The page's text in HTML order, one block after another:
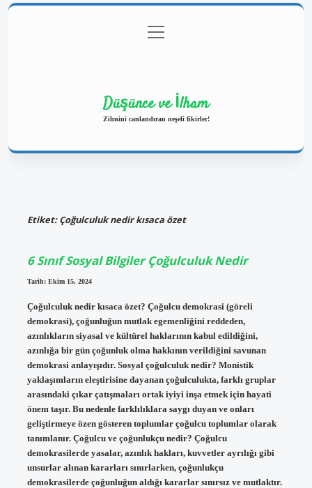
Gizlilik Politikası
menüyü
aç
Düşünce ve İlham
Zihnini canlandıran neşeli fikirler!
Etiket:Çoğulculuk nedir kısaca özet
6 Sınıf Sosyal Bilgiler Çoğulculuk Nedir
Tarih: Ekim 15, 2024
Çoğulculuk nedir kısaca özet? Çoğulcu demokrasi (göreli
demokrasi), çoğunluğun mutlak egemenliğini reddeden,
azınlıkların siyasal ve kültürel haklarının kabul edildiğini,
azınlığa bir gün çoğunluk olma hakkının verildiğini savunan
demokrasi anlayışıdır. Sosyal çoğulculuk nedir? Monistik
yaklaşımların eleştirisine dayanan çoğulculukta, farklı gruplar
arasındaki çıkar çatışmaları ortak iyiyi inşa etmek için hayati
önem taşır. Bu nedenle farklılıklara saygı duyan ve onları
geliştirmeye özen gösteren toplumlar çoğulcu toplumlar olarak
tanımlanır. Çoğulcu ve çoğunlukçu nedir? Çoğulcu
demokrasilerde yasalar, azınlık hakları, kuvvetler ayrılığı gibi
unsurlar alınan kararları sınırlarken, çoğunlukçu
demokrasilerde çoğunluğun aldığı kararlar sınırsız ve mutlaktır.